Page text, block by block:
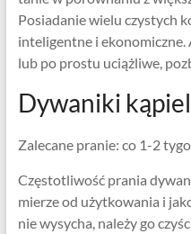
Posiadanie wielu czystych
inteligentne i ekonomiczne.
lub po prostu uciążliwe,
Dywaniki
Zalecane pranie: co 1-2
Częstotliwość prania
mierze od użytkowania i
nie wysycha, należy go